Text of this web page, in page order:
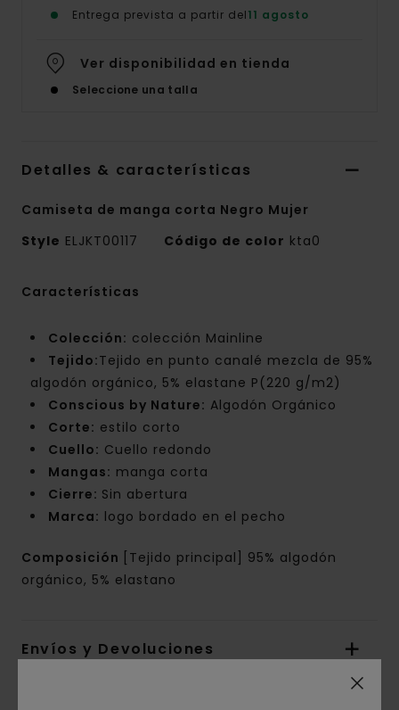
Entrega prevista a partir del11 agosto
Ver disponibilidad en tienda
Seleccione una talla
Detalles & características
Camiseta de manga corta Negro Mujer
Style ELJKT00117 Código de color kta0
Características
Colección: colección Mainline
Tejido:Tejido en punto canalé mezcla de 95%
algodón orgánico, 5% elastane P(220 g/m2)
Conscious by Nature: Algodón Orgánico
Corte: estilo corto
Cuello: Cuello redondo
Mangas: manga corta
Cierre: Sin abertura
Marca: logo bordado en el pecho
Composición [Tejido principal] 95% algodón
orgánico, 5% elastano
Envíos y Devoluciones